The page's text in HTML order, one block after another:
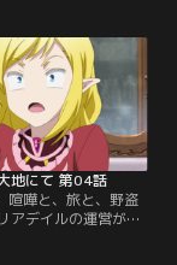
司祭となっていたス
に会うことはできな
折、末っ子のドワー
再会し、彼から子供
聞くことに……。
地にて 第04話
喧嘩と、旅と、野盗
アデイルの運営が終